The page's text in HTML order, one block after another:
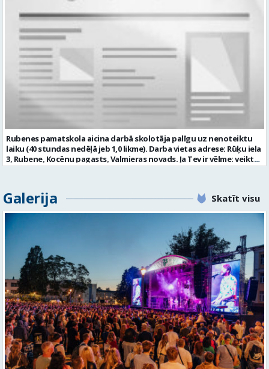
darbības aprakstu (CV) un izglītības dokumenta kopiju lūdzam
iesniegt līdz 2026. gada 17.augustam e-pastā vgv@valmiera.edu.lv.
vietas adrese: LATVIJA, Jumaras iela 9, Valmiera, Valmieras nov.
Darbības joma: Izglītība / Zinātne Pieteikto vietu skaits: 1 Aktuāla
līdz: 2026-08-17 Kontaktpersona: vgv@valmiera.edu.lv 29182105
dokumentāciju, tostarp e-vidē; iesaistīties Iestādes attīstības
plānošanā un īstenošanā atbilstoši kompetencei; un Jums ir:
izglītība atbilstoši Ministru kabineta noteikumiem Nr. 569
“Noteikumi par pedagogiem nepieciešamo izglītību un profesionālo
kvalifikāciju un pedagogu profesionālās kompetences pilnveides
kārtību”; pieredze darbā ar bērniem; valsts valodas prasmes
atbilstoši Valsts valodas likuma prasībām; obligāta ārsta izziņa
(veidlapa Nr.027/u) ar atļauju strādāt pedagoģisko darbu; atbilstība
Izglītības likuma un Bērnu tiesību aizsardzības likuma noteiktajām
prasībām; kompetences: prasme patstāvīgi un mērķtiecīgi
organizēt savu darbu; psiholoģiskā noturība un augsta saskarsmes
atbilstoši Ministru kabineta noteikumiem Nr. 445 “Pedagogu darba
samaksas noteikumi” 1057,05 EUR pirms nodokļu nomaksas; darba
devēja līdzfinansētu veselības apdrošināšanu pēc pārbaudes laika
beigām; atsaucīgu kolektīvu. Curriculum Vitae (CV) un pieteikumu
27.augustam. Tālrunis uzziņām: 26856124 Profesija: PIRMSSKOLAS
IZGLĪTĪBAS MŪZIKAS SKOLOTĀJS Darba vietas adrese: LATVIJA, Kalna
iela 2, Kocēni, Kocēnu pag., Valmieras nov. Slodze: Nepilna slodze
Darbības joma: Izglītība / Zinātne Pieteikto vietu skaits: 1 Aktuāla
līdz: 2026-08-27 Kontaktpersona: auseklitis@valmiera.edu.lv 26856124
Rubenes pamatskola aicina darbā skolotāja palīgu uz nenoteiktu
laiku (40 stundas nedēļā jeb 1,0 likme). Darba vietas adrese: Rūķu iela
3, Rubene, Kocēnu pagasts, Valmieras novads. Ja Tev ir vēlme: veikt
ievērošanu; nodrošināt telpu, inventāra tīrību un kārtību; un ja Tev
ir: vismaz vispārējā vidējā izglītība (vēlams praktiskā pieredze darbā
ar bērniem); valsts valodas prasmes atbilstoši Valsts valodas likuma
prasībām; kompetences: prasme plānot, organizēt un kvalitatīvi
veikt savu darbu, disciplinētība; pozitīva, radoša un atbildīga
attieksme pret darbu; psiholoģiskā noturība un augsta saskarsmes
kultūra; pozitīva un atbildīga attieksme pret darbu; mēs
piedāvājam: pamatalgu pārbaudes laikā 780,00 EUR pirms nodokļu
nomaksas, pēc pārbaudes laika 850 EUR pirms nodokļu nomaksas;
iespēju saņemt atvaļinājuma pabalstu par labu darba sniegumu;
darba devēja līdzfinansētu veselības apdrošināšanu pēc pārbaudes
laika beigām, kā arī citas sociālās garantijas atbilstoši darba
rezultātiem un normatīvajos aktos noteiktajam; drošu, estētisku
un sakārtotu darba vidi. Pieteikuma vēstuli, profesionālās darbības
aprakstu (CV), lūdzam iesniegt elektroniski, nosūtot uz e-pastu:
rubenes.pamatskola@valmiera.edu.lv ar norādi “Skolotāja palīga
vakance” līdz 2026. gada 16.augustam plkst. 12.00. Tālrunis papildu
Galerija Skatīt visu